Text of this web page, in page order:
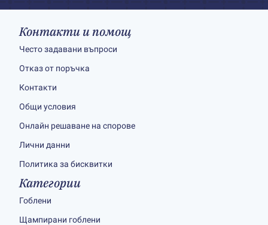
Контакти и помощ
Често задавани въпроси
Отказ от поръчка
Контакти
Общи условия
Онлайн решаване на спорове
Лични данни
Политика за бисквитки
Категории
Гоблени
Щампирани гоблени